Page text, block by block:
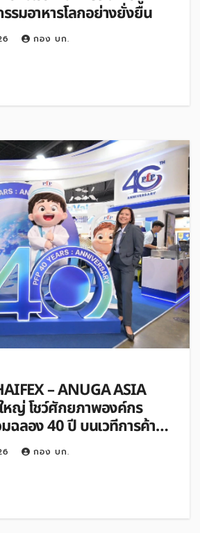
รมอาหารโลกอย่างยั่งยืน
กอง บก.
– ANUGA ASIA
หญ่ โชว์ศักยภาพองค์กร
ฉลอง 40 ปี บนเวทีการค้า
กอง บก.